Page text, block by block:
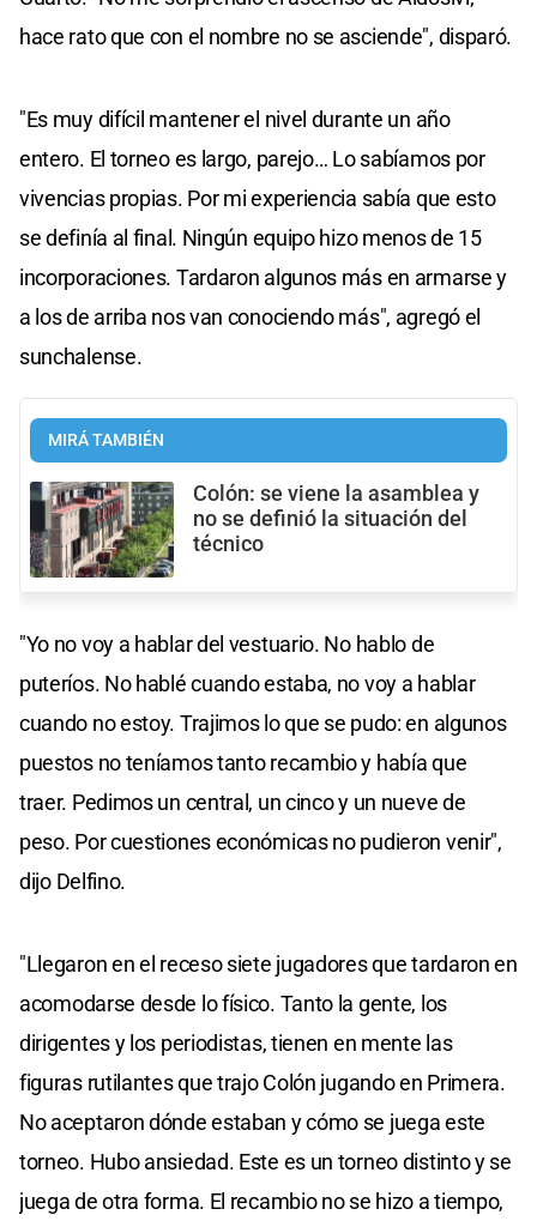
hace rato que con el nombre no se asciende", disparó.
"Es muy difícil mantener el nivel durante un año
entero. El torneo es largo, parejo… Lo sabíamos por
vivencias propias. Por mi experiencia sabía que esto
se definía al final. Ningún equipo hizo menos de 15
incorporaciones. Tardaron algunos más en armarse y
a los de arriba nos van conociendo más", agregó el
sunchalense.
MIRÁ TAMBIÉN
Colón: se viene la asamblea y
no se definió la situación del
técnico
"Yo no voy a hablar del vestuario. No hablo de
puteríos. No hablé cuando estaba, no voy a hablar
cuando no estoy. Trajimos lo que se pudo: en algunos
puestos no teníamos tanto recambio y había que
traer. Pedimos un central, un cinco y un nueve de
peso. Por cuestiones económicas no pudieron venir",
dijo Delfino.
"Llegaron en el receso siete jugadores que tardaron en
acomodarse desde lo físico. Tanto la gente, los
dirigentes y los periodistas, tienen en mente las
figuras rutilantes que trajo Colón jugando en Primera.
No aceptaron dónde estaban y cómo se juega este
torneo. Hubo ansiedad. Este es un torneo distinto y se
juega de otra forma. El recambio no se hizo a tiempo,